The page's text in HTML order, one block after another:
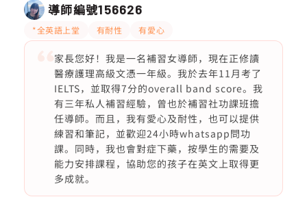
導師編號156626
*全英語上堂 有耐性 有愛心
家長您好！我是一名補習女導師，現在正修讀
醫療護理高級文憑一年級。我於去年11月考了
IELTS，並取得7分的overall band score。我
有三年私人補習經驗，曾也於補習社功課班擔
任導師。而且，我有愛心及耐性，也可以提供
練習和筆記，並歡迎24小時whatsapp問功
課。同時，我也會對症下藥，按學生的需要及
能力安排課程，協助您的孩子在英文上取得更
多成就。